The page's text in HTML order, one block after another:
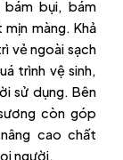
bụi, bám
màng. Khả
vẻ ngoài sạch
trình vệ sinh,
sử dụng. Bên
còn góp
cao chất
người.